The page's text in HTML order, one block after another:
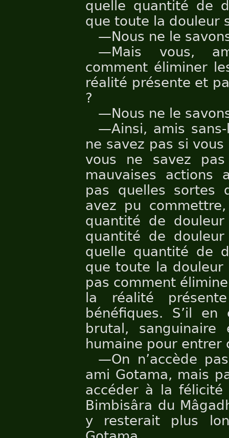
quelle quantité de
que toute la douleur
—Nous ne le
—Mais vous,
comment éliminer
réalité présente et
?
—Nous ne le
—Ainsi, amis
ne savez pas si
vous ne savez
mauvaises actions
pas quelles sortes
avez pu
quantité de
quantité de
quelle quantité de
que toute la douleur
pas comment
la réalité
bénéfiques. S’il
brutal,
humaine pour entrer
—On n’accède
ami Gotama, mais
accéder à la
Bimbisâra du
y resterait plus